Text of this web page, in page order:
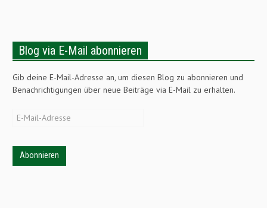
Blog via E-Mail abonnieren
Gib deine E-Mail-Adresse an, um diesen Blog zu abonnieren und
Benachrichtigungen über neue Beiträge via E-Mail zu erhalten.
E-